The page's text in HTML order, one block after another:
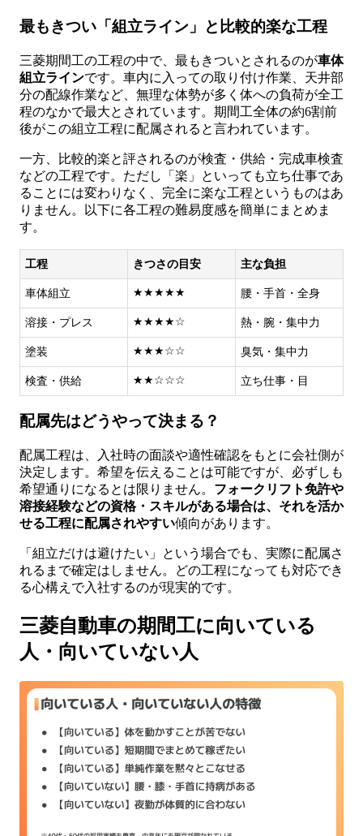
最もきつい「組立ライン」と比較的楽な工程
三菱期間工の工程の中で、最もきついとされるのが車体
組立ラインです。車内に入っての取り付け作業、天井部
分の配線作業など、無理な体勢が多く体への負荷が全工
程のなかで最大とされています。期間工全体の約6割前
後がこの組立工程に配属されると言われています。
一方、比較的楽と評されるのが検査・供給・完成車検査
などの工程です。ただし「楽」といっても立ち仕事であ
ることには変わりなく、完全に楽な工程というものはあ
りません。以下に各工程の難易度感を簡単にまとめま
す。
工程 きつさの目安 主な負担
車体組立 ★★★★★ 腰・手首・全身
溶接・プレス ★★★★☆ 熱・腕・集中力
塗装 ★★★☆☆ 臭気・集中力
検査・供給 ★★☆☆☆ 立ち仕事・目
配属先はどうやって決まる？
配属工程は、入社時の面談や適性確認をもとに会社側が
決定します。希望を伝えることは可能ですが、必ずしも
希望通りになるとは限りません。 フォークリフト免許や
溶接経験などの資格・スキルがある場合は、それを活か
せる工程に配属されやすい傾向があります。
「組立だけは避けたい」という場合でも、実際に配属さ
れるまで確定はしません。どの工程になっても対応でき
る心構えで入社するのが現実的です。
三菱自動車の期間工に向いている
人・向いていない人